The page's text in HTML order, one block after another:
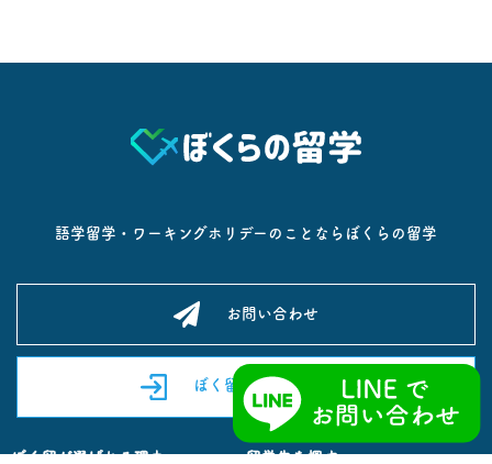
ぼく留が選ばれる理由 留学先を探す
語学留学・ワーキングホリデーのことならぼくらの留学
お問い合わせ
ぼく留Englishログイン